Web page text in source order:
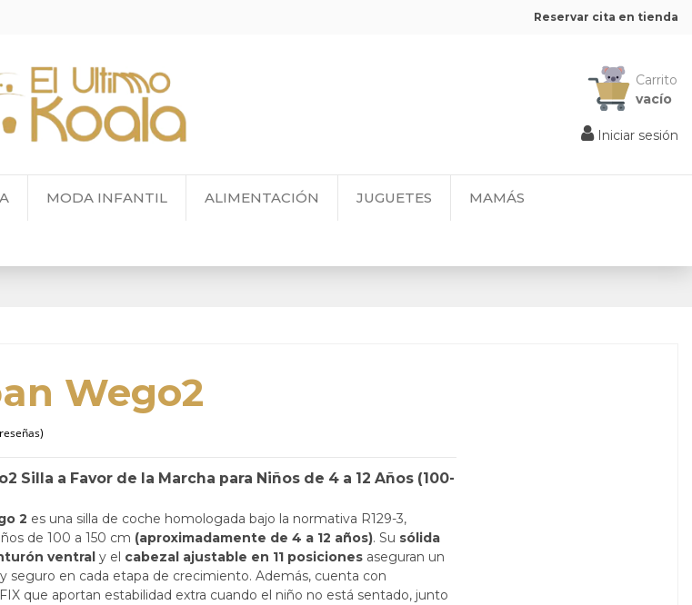
Reservar cita en tienda
Carrito
vacío
Iniciar sesión
MODA INFANTIL ALIMENTACIÓN JUGUETES MAMÁS
Wego2
Silla a Favor de la Marcha para Niños de 4 a 12 Años (100-
2 es una silla de coche homologada bajo la normativa R129-3,
de 100 a 150 cm (aproximadamente de 4 a 12 años). Su sólida
ventral y el cabezal ajustable en 11 posicionesaseguran un
seguro en cada etapa de crecimiento. Además, cuenta con
que aportan estabilidad extra cuando el niño no está sentado, junto